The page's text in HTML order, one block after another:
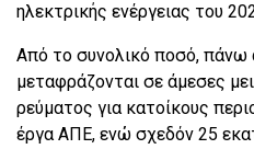
ηλεκτρικής ενέργειας του
Από το συνολικό ποσό, πάνω
μεταφράζονται σε άμεσες
ρεύματος για κατοίκους
έργα ΑΠΕ, ενώ σχεδόν 25